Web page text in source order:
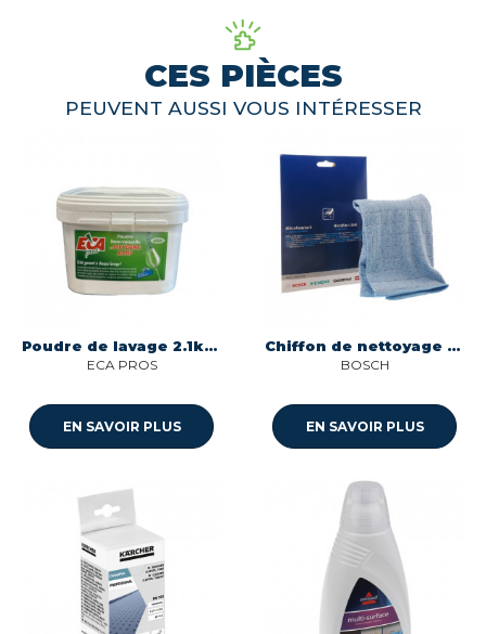
CES PIÈCES
PEUVENT AUSSI VOUS INTÉRESSER
Poudre de lavage 2.1kg en seau a l'oxygene actif Eca Pros 023
ECA PROS
EN SAVOIR PLUS
Chiffon de nettoyage pour hotte table de seche-linge cuisson Bosch 00312289
BOSCH
EN SAVOIR PLUS